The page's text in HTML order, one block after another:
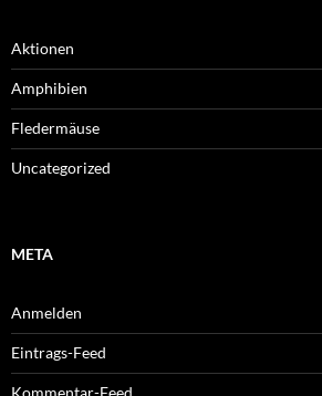
Aktionen
Amphibien
Fledermäuse
Uncategorized
META
Anmelden
Eintrags-Feed
Kommentar-Feed